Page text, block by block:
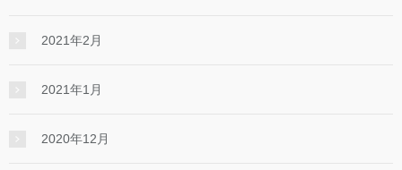
2021年2月
2021年1月
2020年12月